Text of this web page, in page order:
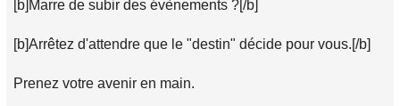
[b]Marre de subir des évènements ?[/b]
[b]Arrêtez d'attendre que le "destin" décide pour vous.[/b]
Prenez votre avenir en main.